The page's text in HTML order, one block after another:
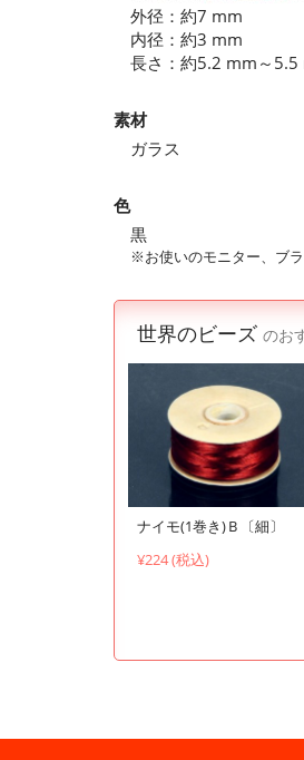
外径：約7 mm
内径：約3 mm
長さ：約5.2 mm～5.5
素材
ガラス
色
黒
※お使いのモニター、ブ
世界のビーズ のお
ナイモ(1巻き)Ｂ〔細〕
¥224 (税込)